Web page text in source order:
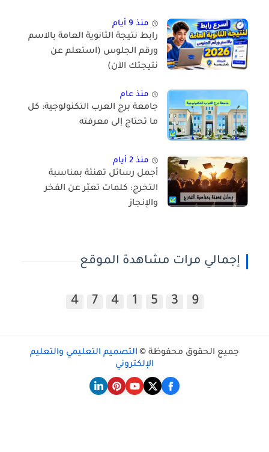
منذ 9 أيام
رابط نتيجة الثانوية العامة بالاسم
ورقم الجلوس (استعلم عن
نتيجتك الآن)
منذ عام
جامعة برج العرب التكنولوجية: كل
ما تحتاج إلى معرفته
منذ 2 أيام
أجمل رسائل تهنئة بمناسبة
التخرج: كلمات تعبّر عن الفخر
والإنجاز
إجمالي مرات مشاهدة الموقع
4 7 4 1 5 3
جميع الحقوق محفوظة ©التصميم التعليمي والتعليم
الإلكتروني